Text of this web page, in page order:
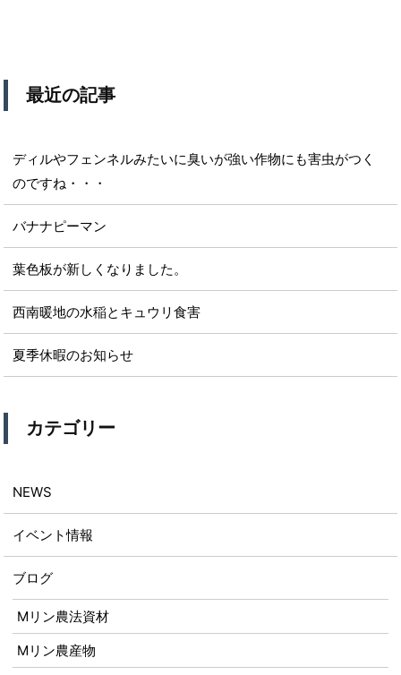
最近の記事
ディルやフェンネルみたいに臭いが強い作物にも害虫がつく
のですね・・・
バナナピーマン
葉色板が新しくなりました。
西南暖地の水稲とキュウリ食害
夏季休暇のお知らせ
カテゴリー
NEWS
イベント情報
ブログ
Mリン農法資材
Mリン農産物